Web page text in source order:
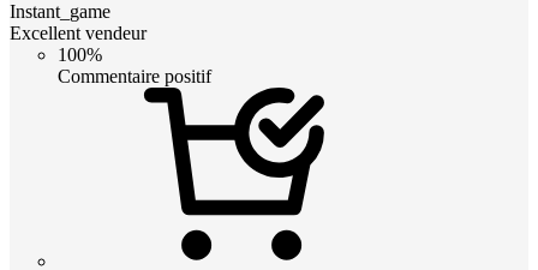
Instant_game
Excellent vendeur
100%
Commentaire positif